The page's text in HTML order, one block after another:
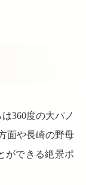
360度の大パノ
面や長崎の野母
ができる絶景ポ